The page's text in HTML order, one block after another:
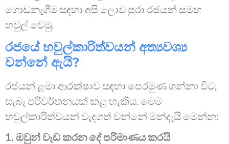
ගොඩනැගීම සඳහා අපි ලොව පුරා රජයන් සමඟ
හවුල් වෙමු.
රජයේ හවුල්කාරිත්වයන් අත්‍යවශ්‍ය
වන්නේ ඇයි?
රජයන් ළමා ආරක්ෂාව සඳහා පෙරමුණ ගන්නා විට,
සැබෑ පරිවර්තනයක් කළ හැකිය. මෙම
හවුල්කාරිත්වයන් වැදගත් වන්නේ මන්දැයි මෙන්න:
1. ඔවුන් වැඩ කරන දේ පරිමාණය කරයි